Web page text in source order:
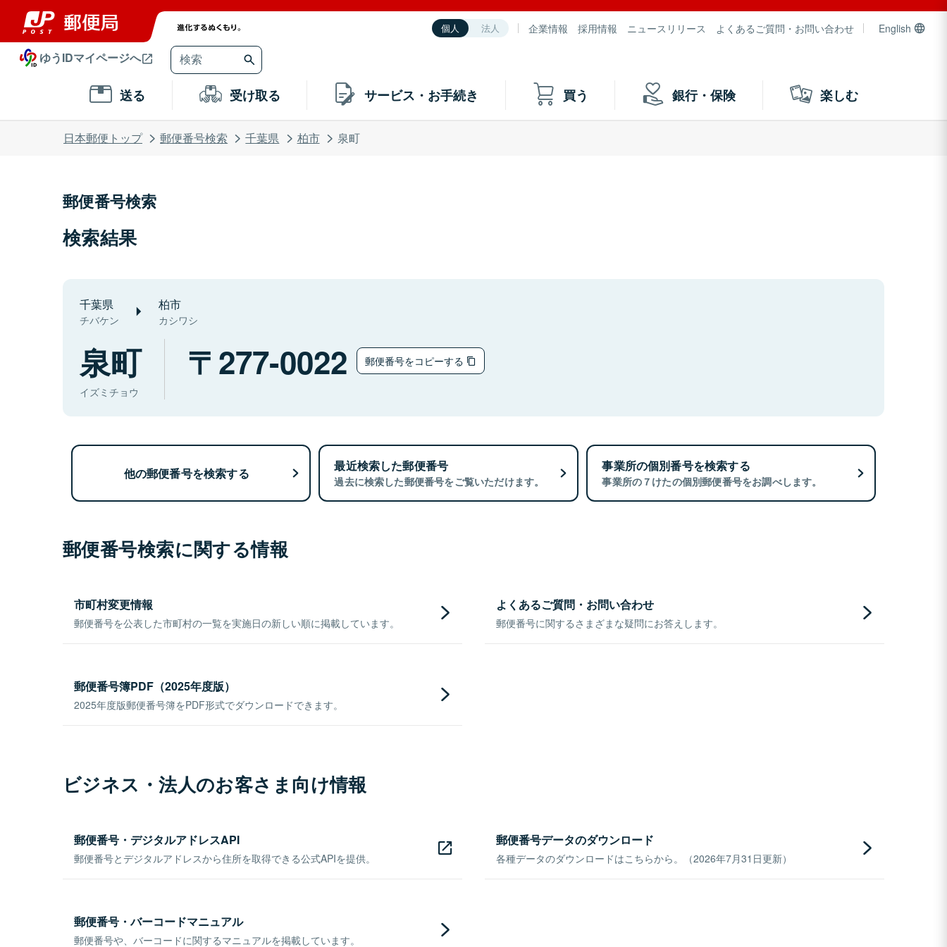
個人 法人 企業情報 採用情報 ニュースリリース よくあるご質問・お問い合わせ English
ゆうIDマイページへ
送る 受け取る サービス・お手続き 買う 銀行・保険 楽しむ
日本郵便トップ 郵便番号検索 千葉県 柏市 泉町
郵便番号検索
検索結果
千葉県
チバケン
柏市
カシワシ
泉町
イズミチョウ
277-0022 郵便番号をコピーする
他の郵便番号を検索する 最近検索した郵便番号
過去に検索した郵便番号をご覧いただけます。
事業所の個別番号を検索する
事業所の７けたの個別郵便番号をお調べします。
郵便番号検索に関する情報
市町村変更情報
郵便番号を公表した市町村の一覧を実施日の新しい順に掲載しています。
よくあるご質問・お問い合わせ
郵便番号に関するさまざまな疑問にお答えします。
郵便番号簿PDF（2025年度版）
2025年度版郵便番号簿をPDF形式でダウンロードできます。
ビジネス・法人のお客さま向け情報
郵便番号・デジタルアドレスAPI
郵便番号とデジタルアドレスから住所を取得できる公式APIを提供。
郵便番号データのダウンロード
各種データのダウンロードはこちらから。（2026年7月31日更新）
郵便番号・バーコードマニュアル
郵便番号や、バーコードに関するマニュアルを掲載しています。